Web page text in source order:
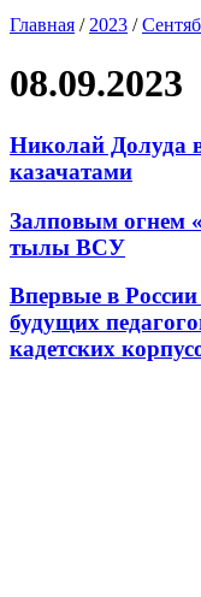
Главная / 2023 /
08.09.2023
Николай Долуда
казачатами
Залповым огнем
тылы ВСУ
Впервые в
будущих
кадетских